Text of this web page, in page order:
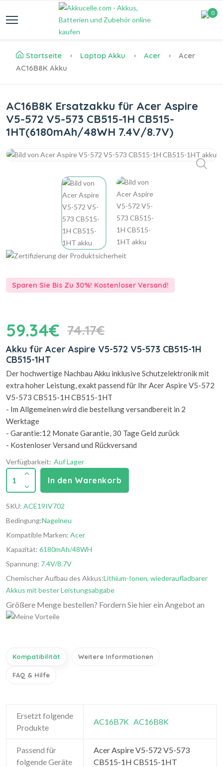
0
Startseite Laptop Akku Acer
Acer
AC16B8K Akku
AC16B8K Ersatzakku für Acer Aspire
V5-572 V5-573 CB515-1H CB515-
1HT(6180mAh/48WH 7.4V/8.7V)
Sparen Sie Bis Zu 30%! Kostenloser Versand!
59.34€ 74.17€
Akku für Acer Aspire V5-572 V5-573 CB515-1H
CB515-1HT
Der hochwertige Nachbau Akku inklusive Schutzelektronik mit
extra hoher Leistung, exakt passend für Ihr Acer Aspire V5-572
V5-573 CB515-1H CB515-1HT
- Im Allgemeinen wird die bestellung versandbereit in 2
Werktage
- Garantie:12 Monate Garantie, 30 Tage Geld zurück
- Kostenloser Versand und Rückversand
Verfügbarkeit: Auf Lager
1 In den Warenkorb
SKU: ACE19IV702
Bedingung:Nagelneu
Kompatible Marken: Acer
Kapazität: 6180mAh/48WH
Spannung: 7.4V/8.7V
Chemischer Aufbau des Akkus:Lithium-Ionen, wiederaufladbarer
Akkus mit bester Leistungsabgabe
Größere Menge bestellen? Fordern Sie hier ein Angebot an
Kompatibilität Weitere Informationen
FAQ & Hilfe
Ersetzt folgende
Produkte
AC16B7K AC16B8K
Passend für
folgende Geräte
Acer Aspire V5-572 V5-573
CB515-1H CB515-1HT